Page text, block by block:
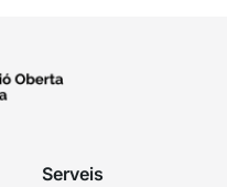
Serveis